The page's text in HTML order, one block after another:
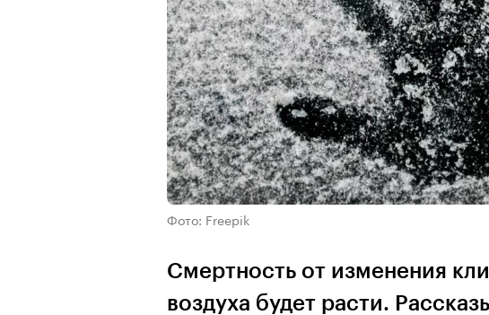
Фото: Freepik
Смертность от изменения
воздуха будет расти.